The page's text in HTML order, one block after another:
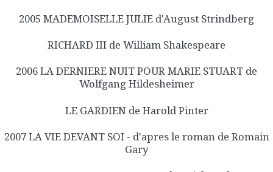
2005 MADEMOISELLE JULIE d'August Strindberg
RICHARD III de William Shakespeare
2006 LA DERNIERE NUIT POUR MARIE STUART de
Wolfgang Hildesheimer
LE GARDIEN de Harold Pinter
2007 LA VIE DEVANT SOI - d'apres le roman de Romain
Gary